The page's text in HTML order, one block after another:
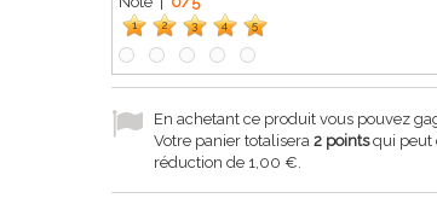
1 2 3 4 5
En achetant ce produit vous pouvez
Votre panier totalisera 2 pointsqui peut
réduction de 1,00 €.